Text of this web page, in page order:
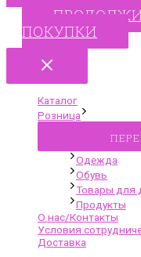
ПОКУПКИ
Каталог
Розница
Одежда
Обувь
Товары для
Продукты
О нас/Контакты
Условия
Доставка